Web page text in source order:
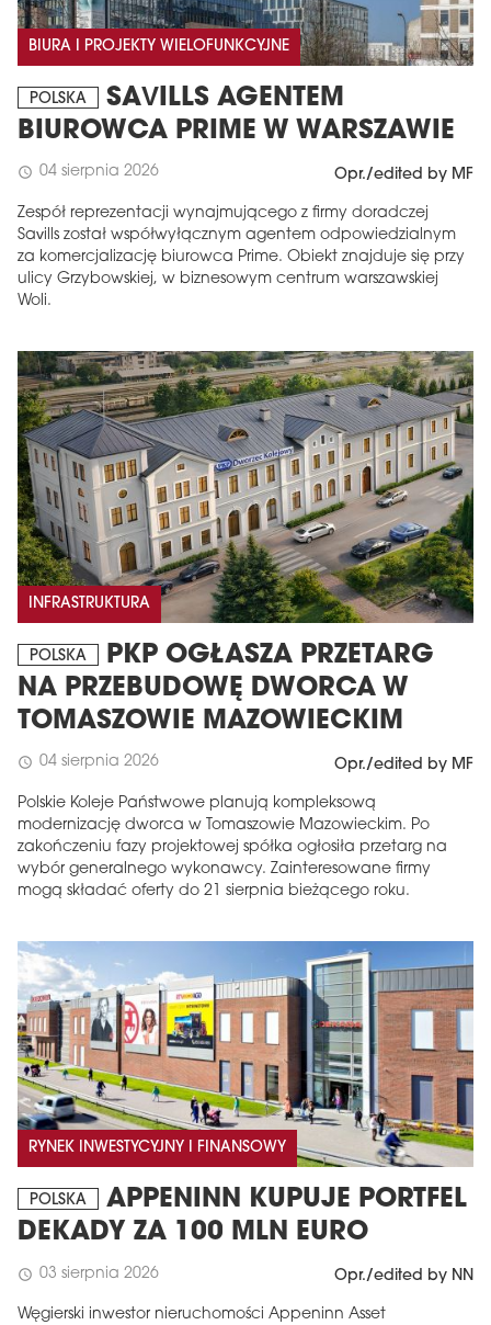
BIURA I PROJEKTY WIELOFUNKCYJNE
POLSKA
SAVILLS AGENTEM
BIUROWCA PRIME W WARSZAWIE
schedule 04 sierpnia 2026 Opr./edited by MF
Zespół reprezentacji wynajmującego z firmy doradczej
Savills został współwyłącznym agentem odpowiedzialnym
za komercjalizację biurowca Prime. Obiekt znajduje się przy
ulicy Grzybowskiej, w biznesowym centrum warszawskiej
Woli.
INFRASTRUKTURA
POLSKA
PKP OGŁASZA PRZETARG
NA PRZEBUDOWĘ DWORCA W
TOMASZOWIE MAZOWIECKIM
schedule 04 sierpnia 2026 Opr./edited by MF
Polskie Koleje Państwowe planują kompleksową
modernizację dworca w Tomaszowie Mazowieckim. Po
zakończeniu fazy projektowej spółka ogłosiła przetarg na
wybór generalnego wykonawcy. Zainteresowane firmy
mogą składać oferty do 21 sierpnia bieżącego roku.
RYNEK INWESTYCYJNY I FINANSOWY
POLSKA
APPENINN KUPUJE PORTFEL
DEKADY ZA 100 MLN EURO
schedule 03 sierpnia 2026 Opr./edited by NN
Węgierski inwestor nieruchomości Appeninn Asset